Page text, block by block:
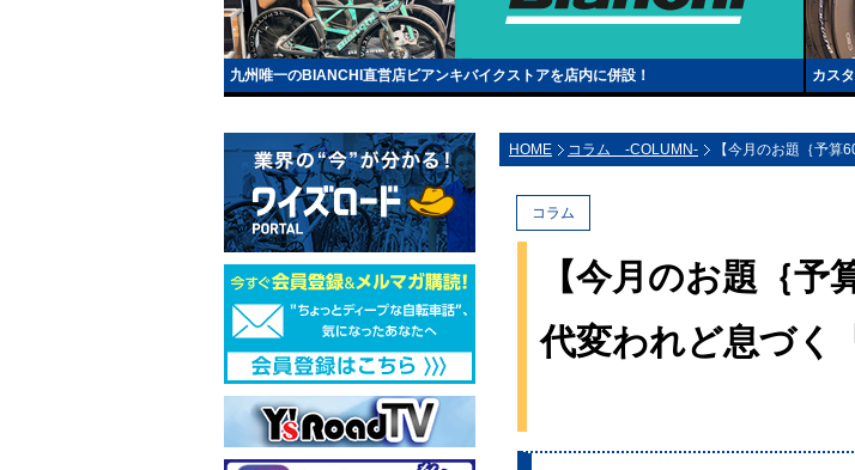
九州唯一のBIANCHI直営店ビアンキバイクストアを店内に併設！ カス
HOME コラム -COLUMN- 【今月のお題｛予
コラム
【今月のお題｛
代変われど息づ